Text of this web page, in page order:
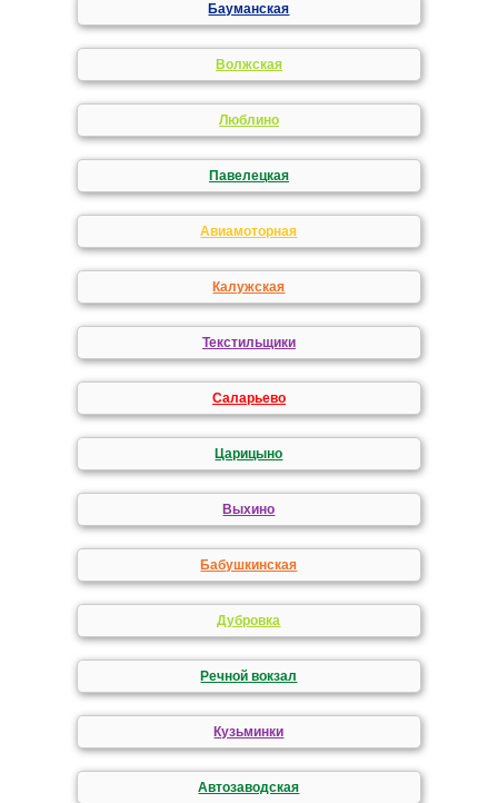
Бауманская
Волжская
Люблино
Павелецкая
Авиамоторная
Калужская
Текстильщики
Саларьево
Царицыно
Выхино
Бабушкинская
Дубровка
Речной вокзал
Кузьминки
Автозаводская